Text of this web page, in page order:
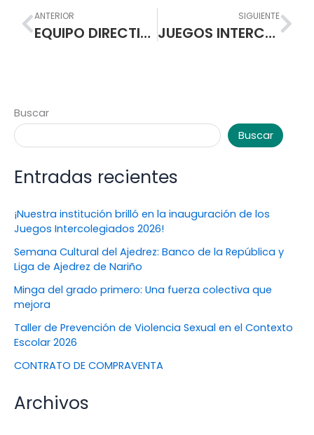
Prev
ANTERIOR
EQUIPO DIRECTIVO EMITE CIRCULAR CORRESPONDIENTE A LA MODIFICACIÓN DEL SEGUNDO PERIODO DEL AÑO ESCOLAR 2017
SIGUIENTE
JUEGOS INTERCURSOS INTEGRAN A COMUNIDAD NORMALISTA
Buscar
Buscar
Entradas recientes
¡Nuestra institución brilló en la inauguración de los
Juegos Intercolegiados 2026!
Semana Cultural del Ajedrez: Banco de la República y
Liga de Ajedrez de Nariño
Minga del grado primero: Una fuerza colectiva que
mejora
Taller de Prevención de Violencia Sexual en el Contexto
Escolar 2026
CONTRATO DE COMPRAVENTA
Archivos